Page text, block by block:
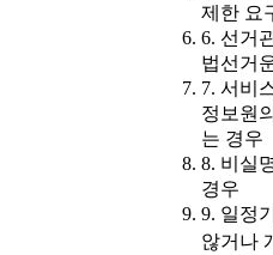
제한 요
6. 선거
법선거
7. 서비
정보원
는 경우
8. 비실
경우
9. 일정
않거나